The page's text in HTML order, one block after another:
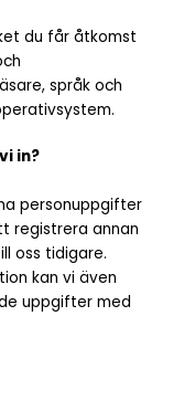
du får åtkomst
språk och
in?
personuppgifter
registrera annan
oss tidigare.
kan vi även
uppgifter med